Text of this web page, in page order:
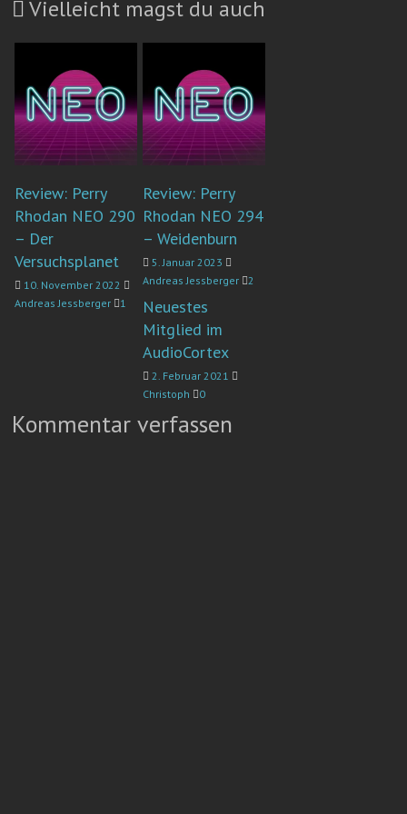
Vielleicht magst du auch
Review: Perry
Rhodan NEO 290
– Der
Versuchsplanet
10. November 2022
Andreas Jessberger
1
Review: Perry
Rhodan NEO 294
– Weidenburn
5. Januar 2023
Andreas Jessberger
2
Neuestes
Mitglied im
AudioCortex
2. Februar 2021
Christoph
0
Kommentar verfassen